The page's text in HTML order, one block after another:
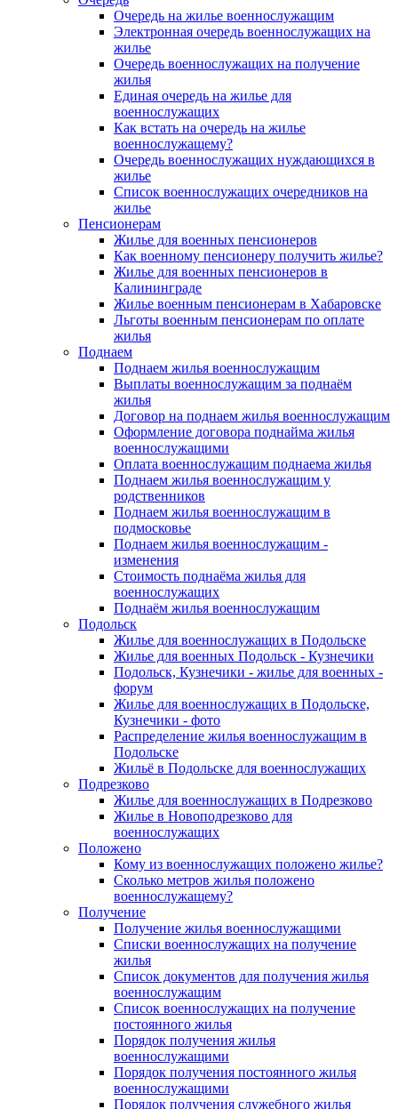
Очередь на жилье военнослужащим
Электронная очередь военнослужащих на
жилье
Очередь военнослужащих на получение
жилья
Единая очередь на жилье для
военнослужащих
Как встать на очередь на жилье
военнослужащему?
Очередь военнослужащих нуждающихся в
жилье
Список военнослужащих очередников на
жилье
Пенсионерам
Жилье для военных пенсионеров
Как военному пенсионеру получить жилье?
Жилье для военных пенсионеров в
Калининграде
Жилье военным пенсионерам в Хабаровске
Льготы военным пенсионерам по оплате
жилья
Поднаем
Поднаем жилья военнослужащим
Выплаты военнослужащим за поднаём
жилья
Договор на поднаем жилья военнослужащим
Оформление договора поднайма жилья
военнослужащими
Оплата военнослужащим поднаема жилья
Поднаем жилья военнослужащим у
родственников
Поднаем жилья военнослужащим в
подмосковье
Поднаем жилья военнослужащим -
изменения
Стоимость поднаёма жилья для
военнослужащих
Поднаём жилья военнослужащим
Подольск
Жилье для военнослужащих в Подольске
Жилье для военных Подольск - Кузнечики
Подольск, Кузнечики - жилье для военных -
форум
Жилье для военнослужащих в Подольске,
Кузнечики - фото
Распределение жилья военнослужащим в
Подольске
Жильё в Подольске для военнослужащих
Подрезково
Жилье для военнослужащих в Подрезково
Жилье в Новоподрезково для
военнослужащих
Положено
Кому из военнослужащих положено жилье?
Сколько метров жилья положено
военнослужащему?
Получение
Получение жилья военнослужащими
Списки военнослужащих на получение
жилья
Список документов для получения жилья
военнослужащим
Список военнослужащих на получение
постоянного жилья
Порядок получения жилья
военнослужащими
Порядок получения постоянного жилья
военнослужащими
Порядок получения служебного жилья